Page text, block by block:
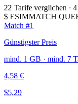
22 Tarife verglichen ·
$ ESIMMATCH
Match #1
Günstigster Preis
mind. 1 GB · mind. 7
4,58 €
$5,29